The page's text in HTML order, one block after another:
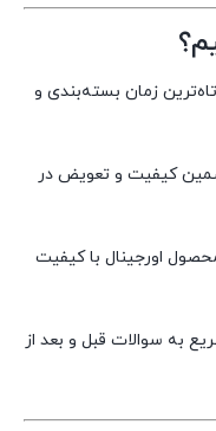
زمان بسته‌بندی و
کیفیت و تعویض در
اورجینال با کیفیت
به سوالات قبل و بعد از